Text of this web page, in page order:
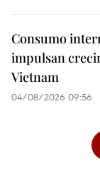
Consumo
impulsan
Vietnam
04/08/2026 09:56